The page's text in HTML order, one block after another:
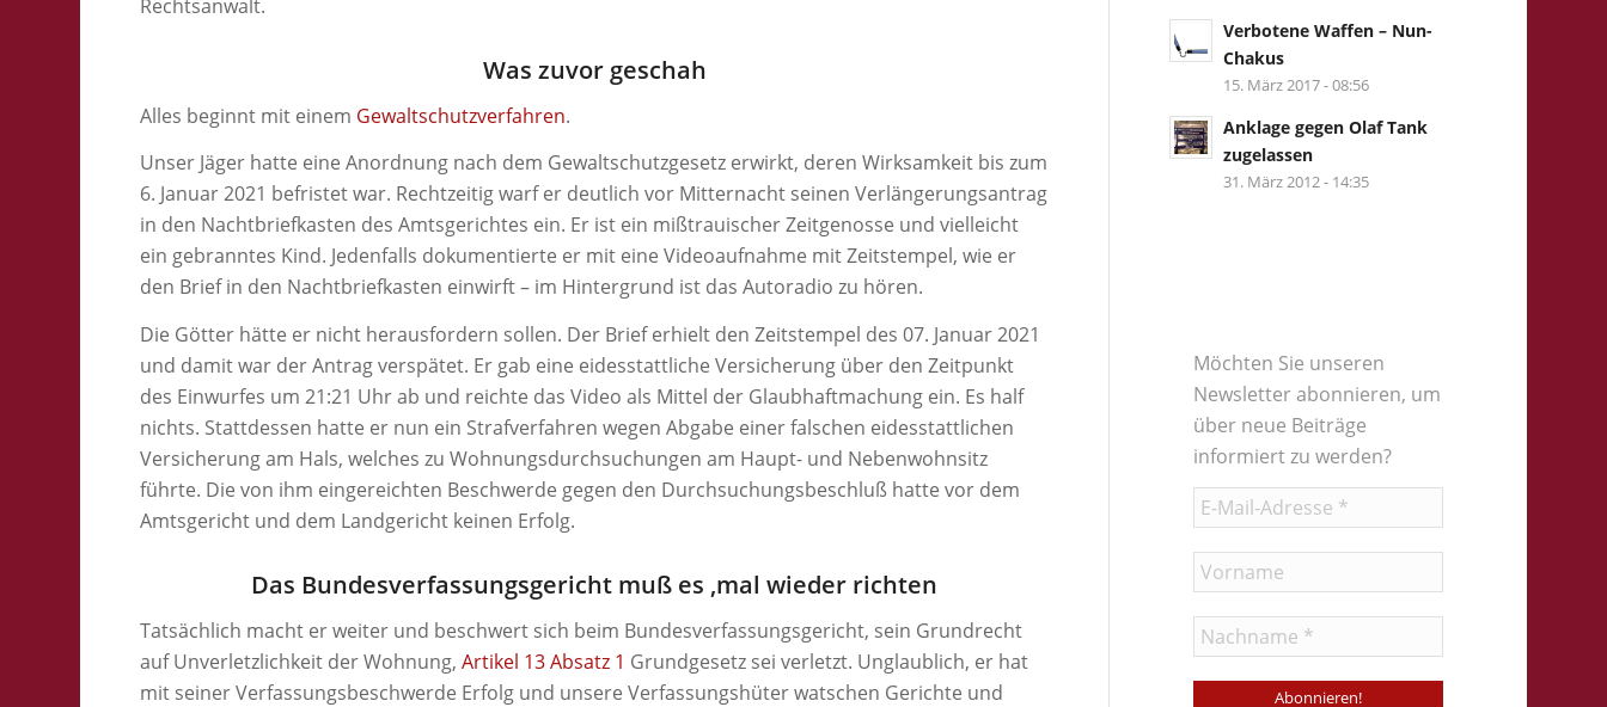
Rechtsanwalt.
Was zuvor geschah
Alles beginnt mit einem Gewaltschutzverfahren.
Unser Jäger hatte eine Anordnung nach dem Gewaltschutzgesetz erwirkt, deren Wirksamkeit bis zum
6. Januar 2021 befristet war. Rechtzeitig warf er deutlich vor Mitternacht seinen Verlängerungsantrag
in den Nachtbriefkasten des Amtsgerichtes ein. Er ist ein mißtrauischer Zeitgenosse und vielleicht
ein gebranntes Kind. Jedenfalls dokumentierte er mit eine Videoaufnahme mit Zeitstempel, wie er
den Brief in den Nachtbriefkasten einwirft – im Hintergrund ist das Autoradio zu hören.
Die Götter hätte er nicht herausfordern sollen. Der Brief erhielt den Zeitstempel des 07. Januar 2021
und damit war der Antrag verspätet. Er gab eine eidesstattliche Versicherung über den Zeitpunkt
des Einwurfes um 21:21 Uhr ab und reichte das Video als Mittel der Glaubhaftmachung ein. Es half
nichts. Stattdessen hatte er nun ein Strafverfahren wegen Abgabe einer falschen eidesstattlichen
Versicherung am Hals, welches zu Wohnungsdurchsuchungen am Haupt- und Nebenwohnsitz
führte. Die von ihm eingereichten Beschwerde gegen den Durchsuchungsbeschluß hatte vor dem
Amtsgericht und dem Landgericht keinen Erfolg.
Das Bundesverfassungsgericht muß es ‚mal wieder richten
Tatsächlich macht er weiter und beschwert sich beim Bundesverfassungsgericht, sein Grundrecht
auf Unverletzlichkeit der Wohnung,Artikel 13 Absatz 1 Grundgesetz sei verletzt. Unglaublich, er hat
mit seiner Verfassungsbeschwerde Erfolg und unsere Verfassungshüter watschen Gerichte und
Verbotene Waffen – Nun-
Chakus
15. März 2017 - 08:56
Anklage gegen Olaf Tank
zugelassen
31. März 2012 - 14:35
Möchten Sie unseren
Newsletter abonnieren, um
über neue Beiträge
informiert zu werden?